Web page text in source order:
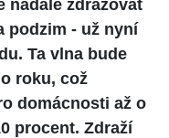
nadále zdražovat
podzim - už nyní
Ta vlna bude
roku, což
domácnosti až o
procent. Zdraží